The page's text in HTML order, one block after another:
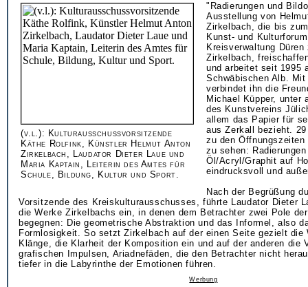
(v.l.): Kulturausschussvorsitzende
Käthe Rolfink, Künstler Helmut Anton
Zirkelbach, Laudator Dieter Laue und
Maria Kaptain, Leiterin des Amtes für
Schule, Bildung, Kultur und Sport.
"Radierungen und
Ausstellung von
Zirkelbach, die bis
Kunst- und
Kreisverwaltung
Zirkelbach,
und arbeitet seit 1995
Schwäbischen Alb.
verbindet ihn die
Michael Küpper, unter
des Kunstvereins
allem das Papier für
aus Zerkall bezieht.
zu den
zu sehen:
Öl/Acryl/Graphit auf
eindrucksvoll und
Nach der Begrüßung
Vorsitzende des Kreiskulturausschusses, führte Laudator Dieter
die Werke Zirkelbachs ein, in denen dem Betrachter zwei Pole
begegnen: Die geometrische Abstraktion und das Informel, also
Formlosigkeit. So setzt Zirkelbach auf der einen Seite gezielt die
Klänge, die Klarheit der Komposition ein und auf der anderen die
grafischen Impulsen, Ariadnefäden, die den Betrachter nicht
tiefer in die Labyrinthe der Emotionen führen.
Werbung